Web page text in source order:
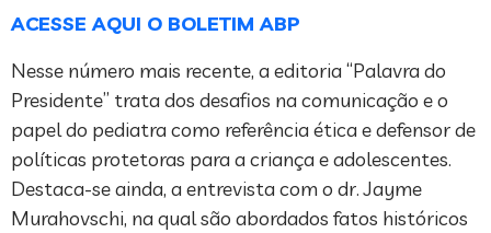
ACESSE AQUI O BOLETIM ABP
Nesse número mais recente, a editoria “Palavra do
Presidente” trata dos desafios na comunicação e o
papel do pediatra como referência ética e defensor de
políticas protetoras para a criança e adolescentes.
Destaca-se ainda, a entrevista com o dr. Jayme
Murahovschi, na qual são abordados fatos históricos